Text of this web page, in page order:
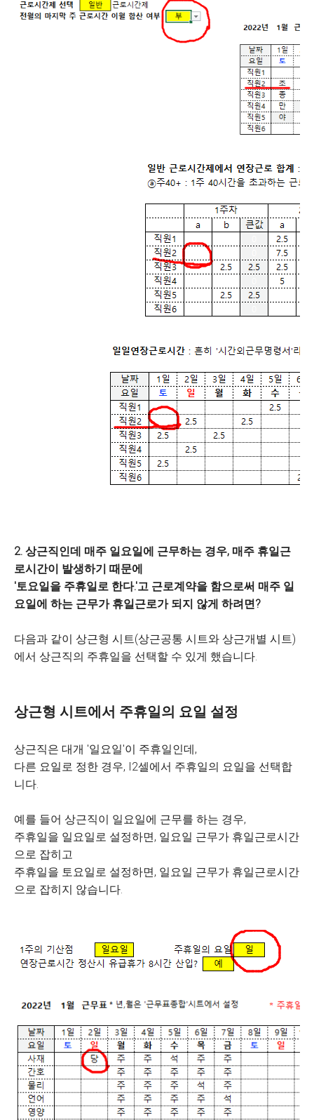
2. 상근직인데 매주 일요일에 근무하는 경우, 매주 휴일근
로시간이 발생하기 때문에
'토요일을 주휴일로 한다.'고 근로계약을 함으로써 매주 일
요일에 하는 근무가 휴일근로가 되지 않게 하려면?
다음과 같이 상근형 시트(상근공통 시트와 상근개별 시트)
에서 상근직의 주휴일을 선택할 수 있게 했습니다.
상근형 시트에서 주휴일의 요일 설정
상근직은 대개 '일요일'이 주휴일인데,
다른 요일로 정한 경우, I2셀에서 주휴일의 요일을 선택합
니다.
예를 들어 상근직이 일요일에 근무를 하는 경우,
주휴일을 일요일로 설정하면, 일요일 근무가 휴일근로시간
으로 잡히고
주휴일을 토요일로 설정하면, 일요일 근무가 휴일근로시간
으로 잡히지 않습니다.